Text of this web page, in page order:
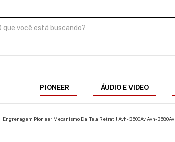
PIONEER
ÁUDIO E VIDEO
Engrenagem Pioneer Mecanismo Da Tela Retratil Avh-3500Av Avh-3580Av